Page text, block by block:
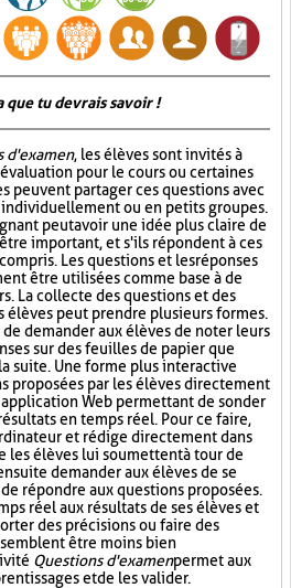
que tu devrais savoir !
d'examen, les élèves sont invités à
pour le cours ou certaines
peuvent partager ces questions avec
ou en petits groupes.
peut avoir une idée plus claire de
important, et s'ils répondent à ces
Les questions et les réponses
être utilisées comme base à de
La collecte des questions et des
élèves peut prendre plusieurs formes.
demander aux élèves de noter leurs
sur des feuilles de papier que
suite. Une forme plus interactive
proposées par les élèves directement
Web permettant de sonder
en temps réel. Pour ce faire,
et rédige directement dans
les élèves lui soumettent à tour de
demander aux élèves de se
répondre aux questions proposées.
réel aux résultats de ses élèves et
des précisions ou faire des
être moins bien
Questions d'examenpermet aux
et de les valider.